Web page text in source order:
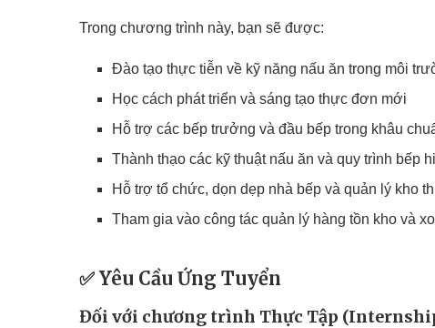
Trong chương trình này, bạn sẽ được:
Đào tạo thực tiễn về kỹ năng nấu ăn trong môi
Học cách phát triển và sáng tạo thực đơn mới
Hỗ trợ các bếp trưởng và đầu bếp trong khâu
Thành thạo các kỹ thuật nấu ăn và quy trình bếp
Hỗ trợ tổ chức, dọn dẹp nhà bếp và quản lý kho
Tham gia vào công tác quản lý hàng tồn kho và
✅ Yêu Cầu Ứng Tuyển
Đối với chương trình Thực Tập